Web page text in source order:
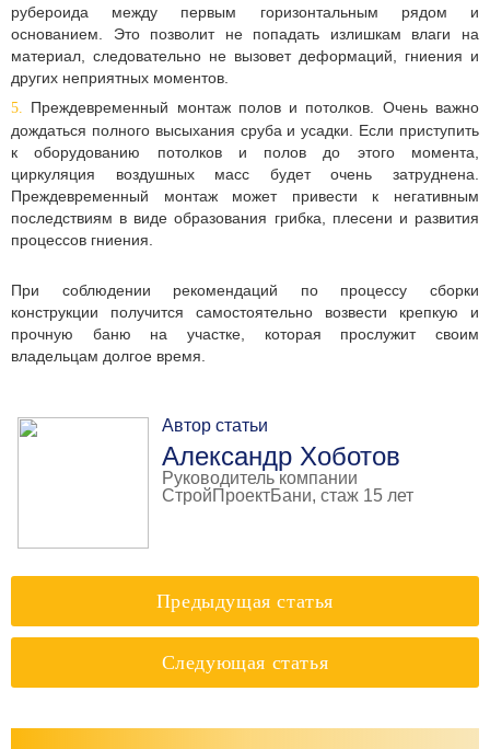
рубероида между первым горизонтальным рядом и
основанием. Это позволит не попадать излишкам влаги на
материал, следовательно не вызовет деформаций, гниения и
других неприятных моментов.
Преждевременный монтаж полов и потолков. Очень важно
дождаться полного высыхания сруба и усадки. Если приступить
к оборудованию потолков и полов до этого момента,
циркуляция воздушных масс будет очень затруднена.
Преждевременный монтаж может привести к негативным
последствиям в виде образования грибка, плесени и развития
процессов гниения.
При соблюдении рекомендаций по процессу сборки
конструкции получится самостоятельно возвести крепкую и
прочную баню на участке, которая прослужит своим
владельцам долгое время.
Автор статьи
Александр Хоботов
Руководитель компании
СтройПроектБани, стаж 15 лет
Предыдущая статья
Следующая статья